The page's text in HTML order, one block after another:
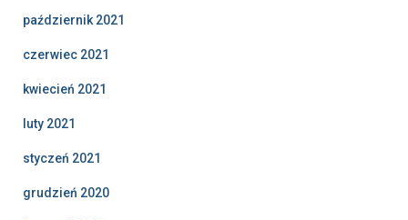
październik 2021
czerwiec 2021
kwiecień 2021
luty 2021
styczeń 2021
grudzień 2020